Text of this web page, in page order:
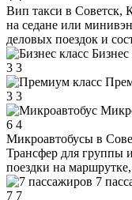
Вип такси в Советск,
на седане или
деловых поездок и
Бизнес
3 3
3 3
6 4
Микроавтобусы в
Трансфер для группы
поездки на
7
7 7